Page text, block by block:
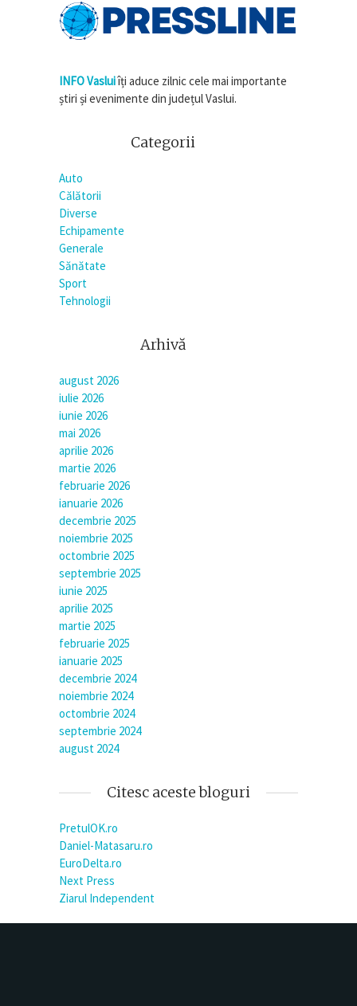
INFO Vasluiîți aduce zilnic cele mai importante
știri și evenimente din județul Vaslui.
Categorii
Auto
Călătorii
Diverse
Echipamente
Generale
Sănătate
Sport
Tehnologii
Arhivă
august 2026
iulie 2026
iunie 2026
mai 2026
aprilie 2026
martie 2026
februarie 2026
ianuarie 2026
decembrie 2025
noiembrie 2025
octombrie 2025
septembrie 2025
iunie 2025
aprilie 2025
martie 2025
februarie 2025
ianuarie 2025
decembrie 2024
noiembrie 2024
octombrie 2024
septembrie 2024
august 2024
Citesc aceste bloguri
PretulOK.ro
Daniel-Matasaru.ro
EuroDelta.ro
Next Press
Ziarul Independent